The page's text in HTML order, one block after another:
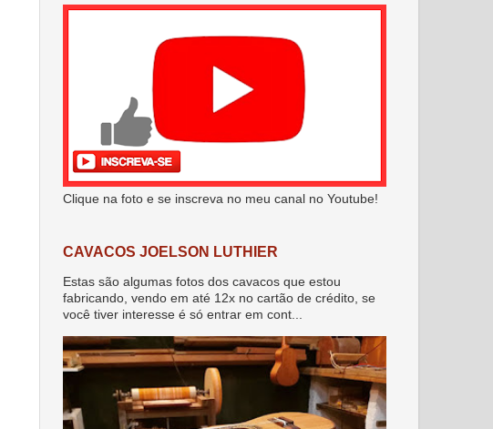
Clique na foto e se inscreva no meu canal no Youtube!
CAVACOS JOELSON LUTHIER
Estas são algumas fotos dos cavacos que estou
fabricando, vendo em até 12x no cartão de crédito, se
você tiver interesse é só entrar em cont...